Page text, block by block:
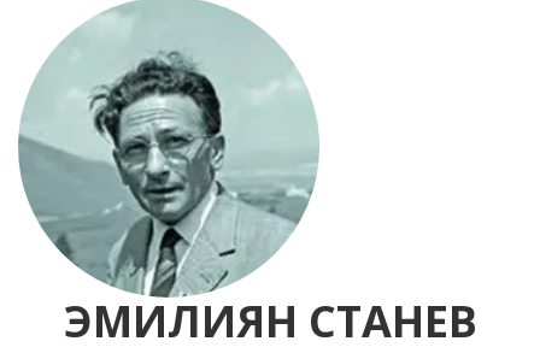
ЭМИЛИЯН СТАНЕВ